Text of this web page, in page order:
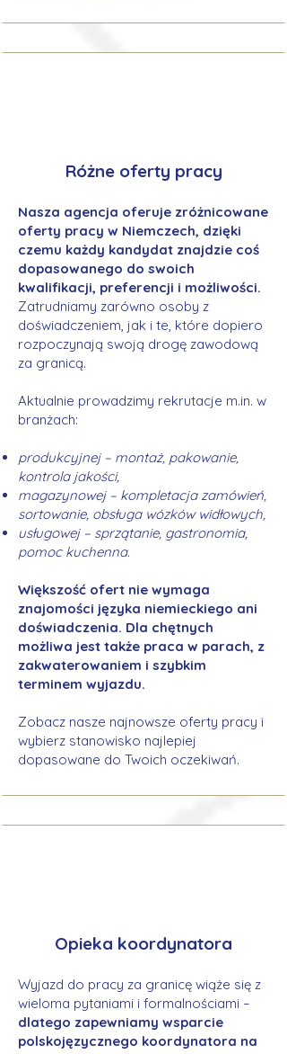
Różne oferty pracy
Nasza agencja oferuje zróżnicowane
oferty pracy w Niemczech, dzięki
czemu każdy kandydat znajdzie coś
dopasowanego do swoich
kwalifikacji, preferencji i możliwości.
Zatrudniamy zarówno osoby z
doświadczeniem, jak i te, które dopiero
rozpoczynają swoją drogę zawodową
za granicą.
Aktualnie prowadzimy rekrutacje m.in. w
branżach:
produkcyjnej – montaż, pakowanie,
kontrola jakości,
magazynowej – kompletacja zamówień,
sortowanie, obsługa wózków widłowych,
usługowej – sprzątanie, gastronomia,
pomoc kuchenna.
Większość ofert nie wymaga
znajomości języka niemieckiego ani
doświadczenia. Dla chętnych
możliwa jest także praca w parach, z
zakwaterowaniem i szybkim
terminem wyjazdu.
Zobacz nasze najnowsze oferty pracy i
wybierz stanowisko najlepiej
dopasowane do Twoich oczekiwań.
Opieka koordynatora
Wyjazd do pracy za granicę wiąże się z
wieloma pytaniami i formalnościami –
dlatego zapewniamy wsparcie
polskojęzycznego koordynatora na